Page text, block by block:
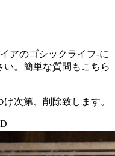
アのゴシックライフ-に
。簡単な質問もこちら
次第、削除致します。